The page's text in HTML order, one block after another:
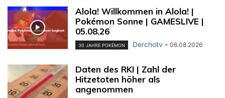
Alola! Willkommen in Alola! |
Pokémon Sonne | GAMESLIVE |
05.08.26
30 JAHRE POKÉMON Derchotv - 06.08.2026
Daten des RKI | Zahl der
Hitzetoten höher als
angenommen